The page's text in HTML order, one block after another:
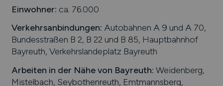
Einwohner: ca. 76.000
Verkehrsanbindungen: Autobahnen A 9 und A 70,
Bundesstraßen B 2, B 22 und B 85, Hauptbahnhof
Bayreuth, Verkehrslandeplatz Bayreuth
Arbeiten in der Nähe von Bayreuth: Weidenberg,
Mistelbach, Seybothenreuth, Emtmannsberg,